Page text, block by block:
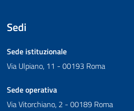
Sedi
Sede istituzionale
Via Ulpiano, 11 - 00193 Roma
Sede operativa
Via Vitorchiano, 2 - 00189 Roma